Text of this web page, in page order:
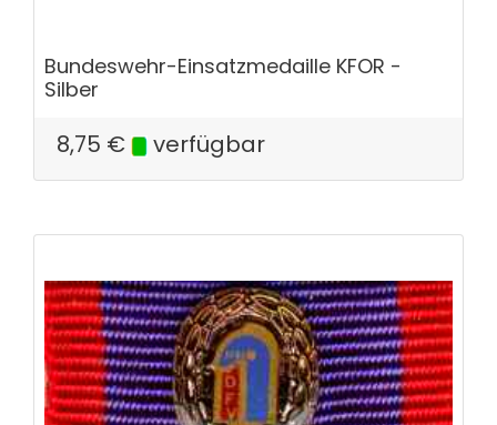
Bundeswehr-Einsatzmedaille KFOR -
Silber
8,75 € verfügbar